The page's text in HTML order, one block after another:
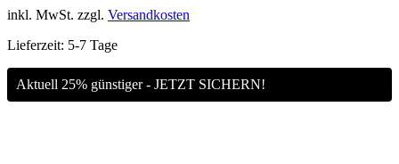
inkl. MwSt. zzgl. Versandkosten
Lieferzeit: 5-7 Tage
Aktuell 25% günstiger - JETZT SICHERN!